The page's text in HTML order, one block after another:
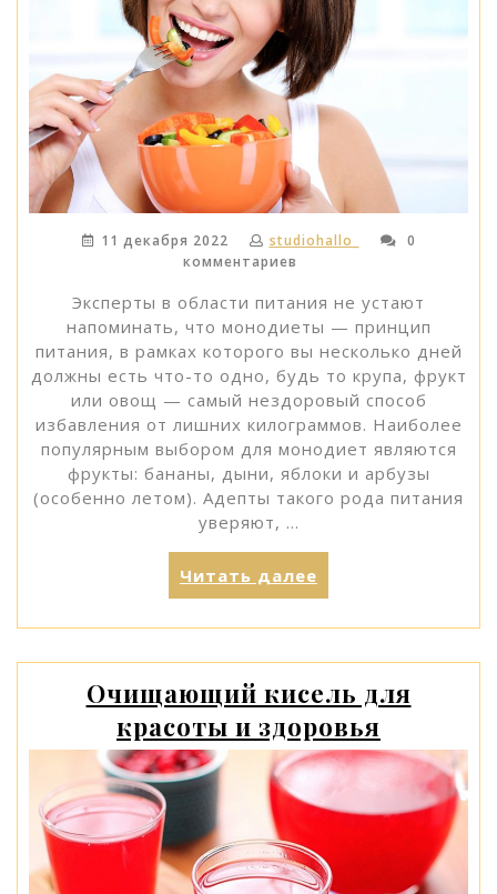
11 декабря 2022 studiohallo_
0
комментариев
Эксперты в области питания не устают
напоминать, что монодиеты — принцип
питания, в рамках которого вы несколько дней
должны есть что-то одно, будь то крупа, фрукт
или овощ — самый нездоровый способ
избавления от лишних килограммов. Наиболее
популярным выбором для монодиет являются
фрукты: бананы, дыни, яблоки и арбузы
(особенно летом). Адепты такого рода питания
уверяют, …
Читать далее
такое
монодиеты
они
работают»
Очищающий кисель для
красоты и здоровья